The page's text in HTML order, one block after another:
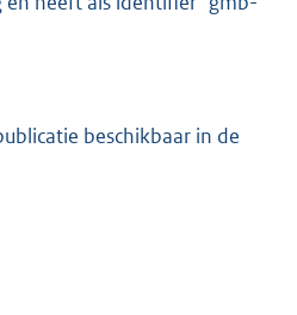
o
:
beschikbaar in de